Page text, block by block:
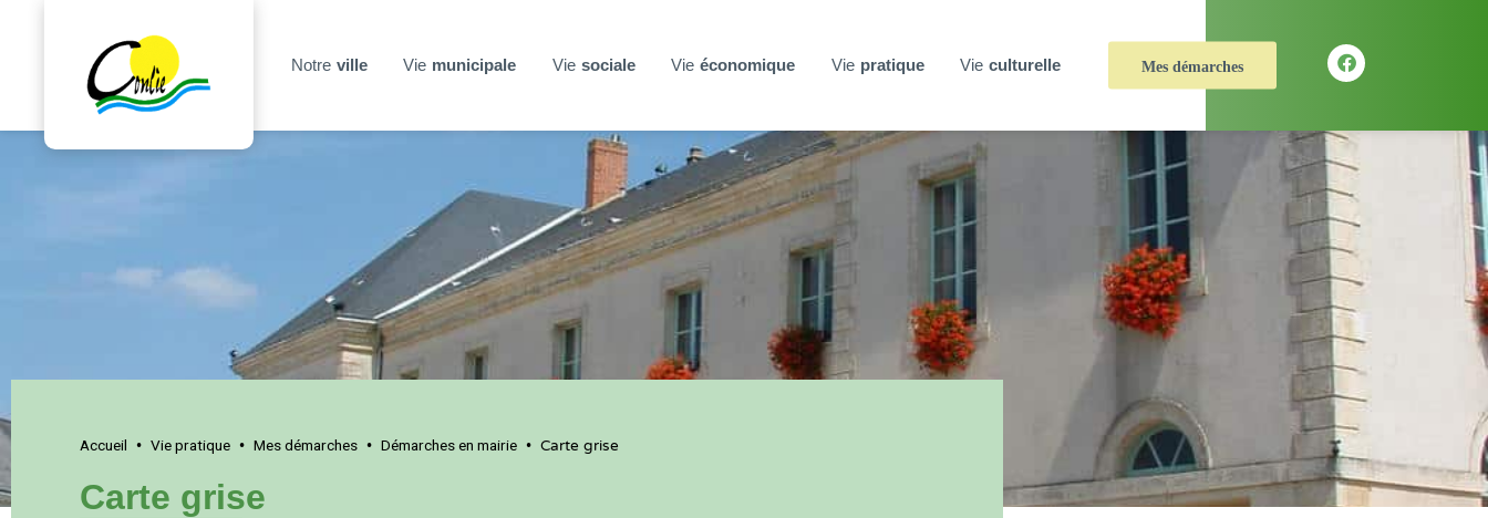
Notre ville Vie municipale Vie sociale Vie économique Vie pratique Vie culturelle Mes démarches
Accueil • Vie pratique • Mes démarches • Démarches en mairie • Carte grise
Carte grise